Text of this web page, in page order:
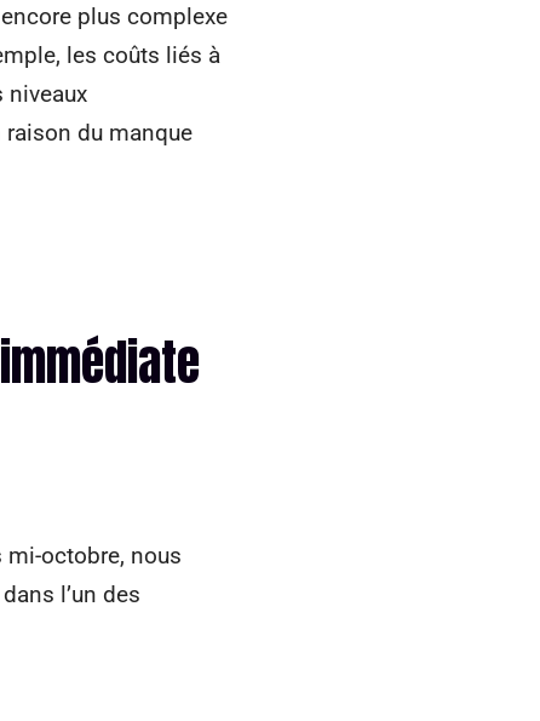
plus complexe
les coûts liés à
niveaux
du manque
mi-octobre, nous
l’un des